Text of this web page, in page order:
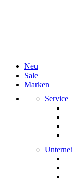
Neu
Sale
Marken
Service